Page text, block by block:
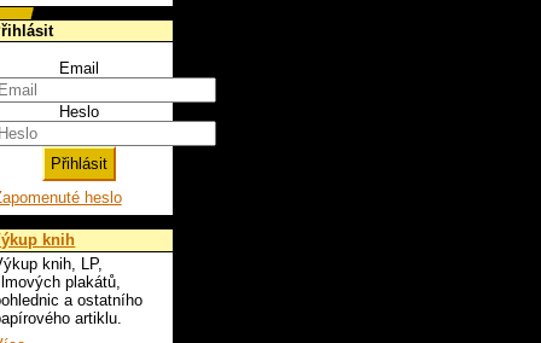
Email
Heslo
heslo
knih
knih, LP,
plakátů,
a ostatního
artiklu.